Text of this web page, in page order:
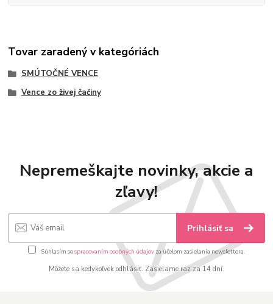
Tovar zaradený v kategóriách
SMÚTOČNÉ VENCE
Vence zo živej čačiny
Nepremeškajte novinky, akcie a
zľavy!
Prihlásiť sa
Súhlasím sospracovaním osobných údajov za účelom zasielania newslettera.
Môžete sa kedykoľvek odhlásiť. Zasielame raz za 14 dní.